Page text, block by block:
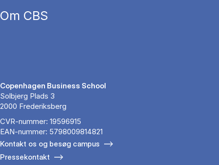
Om CBS
Copenhagen Business School
Solbjerg Plads 3
2000 Frederiksberg
CVR-nummer: 19596915
EAN-nummer: 5798009814821
Kontakt os og besøg campus
Pressekontakt